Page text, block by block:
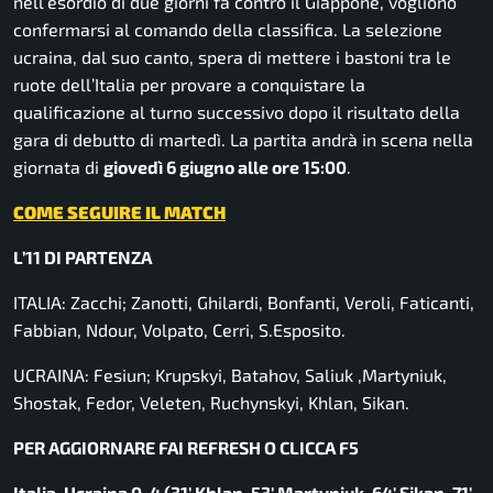
confermarsi al comando della classifica. La selezione
ucraina, dal suo canto, spera di mettere i bastoni tra le
ruote dell’Italia per provare a conquistare la
qualificazione al turno successivo dopo il risultato della
gara di debutto di martedì. La partita andrà in scena nella
giornata di giovedì 6 giugno alle ore 15:00.
COME SEGUIRE IL MATCH
L’11 DI PARTENZA
ITALIA: Zacchi; Zanotti, Ghilardi, Bonfanti, Veroli, Faticanti,
Fabbian, Ndour, Volpato, Cerri, S.Esposito.
UCRAINA: Fesiun; Krupskyi, Batahov, Saliuk ,Martyniuk,
Shostak, Fedor, Veleten, Ruchynskyi, Khlan, Sikan.
PER AGGIORNARE FAI REFRESH O CLICCA F5